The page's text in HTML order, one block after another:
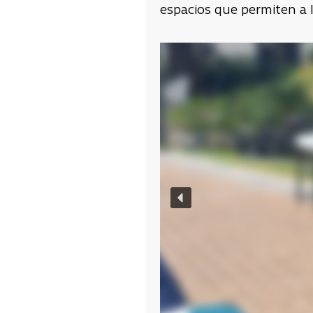
espacios que permiten a